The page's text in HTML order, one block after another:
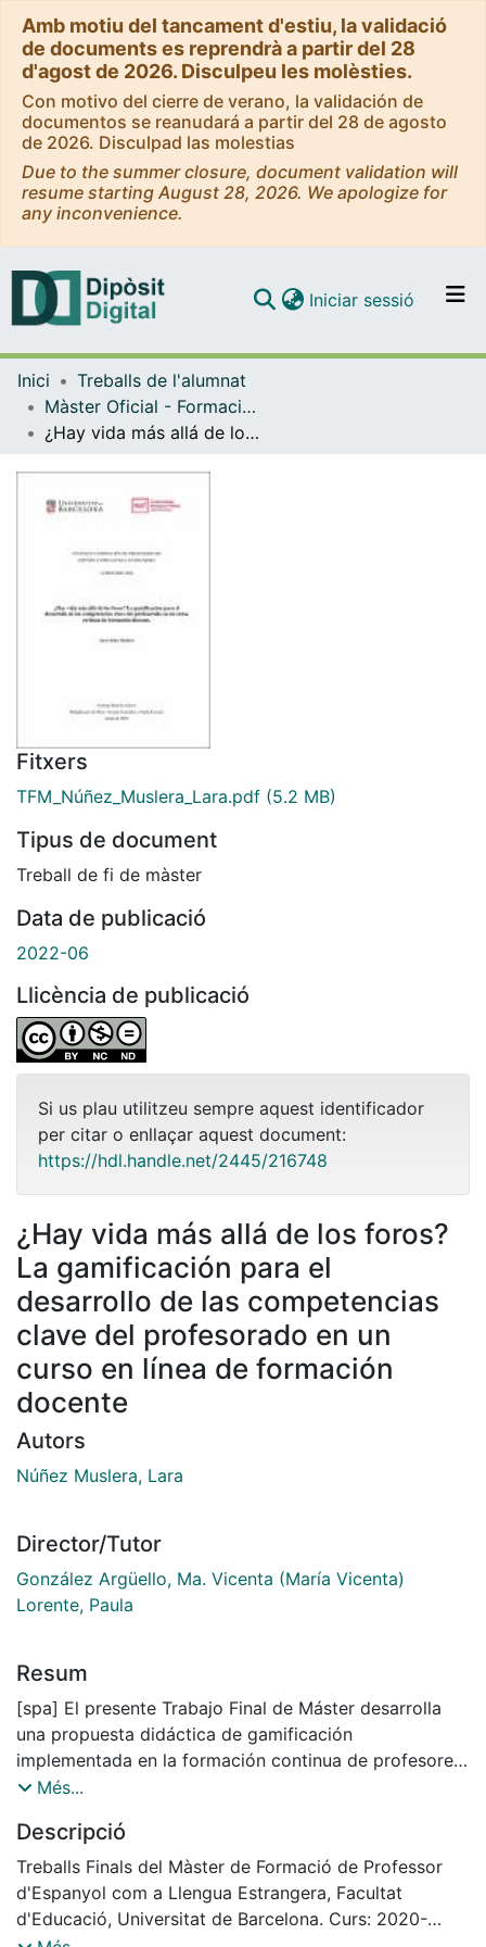
Amb motiu del tancament d'estiu, la validació
de documents es reprendrà a partir del 28
d'agost de 2026. Disculpeu les molèsties.
Con motivo del cierre de verano, la validación de
documentos se reanudará a partir del 28 de agosto
de 2026. Disculpad las molestias
Due to the summer closure, document validation will
resume starting August 28, 2026. We apologize for
any inconvenience.
Navega per tot el DD
Com publicar
Iniciar sessió (current)
Inici
Treballs de l'alumnat
Màster Oficial - Formació de Professor d'Espanyol com a Llengua Estrangera [Presencial UB]
¿Hay vida más allá de los foros? La gamificación para el desarrollo de las competencias clave del profesorado en un curso en línea de formación docente
Fitxers
TFM_Núñez_Muslera_Lara.pdf (5.2 MB)
Tipus de document
Treball de fi de màster
Data de publicació
2022-06
Llicència de publicació
Si us plau utilitzeu sempre aquest identificador
per citar o enllaçar aquest document:
https://hdl.handle.net/2445/216748
¿Hay vida más allá de los foros?
La gamificación para el
desarrollo de las competencias
clave del profesorado en un
curso en línea de formación
docente
Autors
Núñez Muslera, Lara
Director/Tutor
González Argüello, Ma. Vicenta (María Vicenta)
Lorente, Paula
Resum
[spa] El presente Trabajo Final de Máster desarrolla
una propuesta didáctica de gamificación
implementada en la formación continua de profesores
de Español como Lengua Extranjera: LovELE, en la
principal mejorar las competencias docentes a partir
del enfoque metodológico de la gamificación. Parte
de la necesidad de encontrar maneras actualizadas de
motivar a los estudiantes, fomentar la práctica
reflexiva y la agencia crítica, mejorar el desempeño
Més...
Descripció
Treballs Finals del Màster de Formació de Professor
d'Espanyol com a Llengua Estrangera, Facultat
d'Educació, Universitat de Barcelona. Curs: 2020-